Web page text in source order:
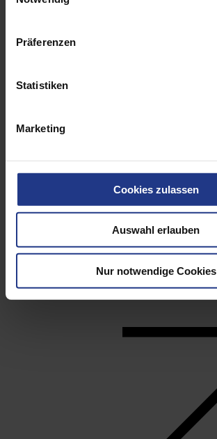
Präferenzen
Statistiken
Marketing
Cookies zulassen
Auswahl erlauben
Nur notwendige Cookies
Lifting means